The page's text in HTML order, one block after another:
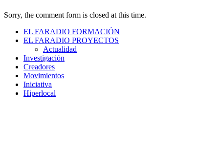
Sorry, the comment form is closed at this time.
EL FARADIO FORMACIÓN
EL FARADIO PROYECTOS
Actualidad
Investigación
Creadores
Movimientos
Iniciativa
Hiperlocal